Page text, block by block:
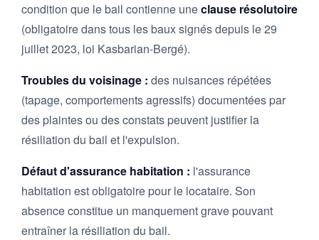
condition que le bail contienne uneclause résolutoire
(obligatoire dans tous les baux signés depuis le 29
juillet 2023, loi Kasbarian-Bergé).
Troubles du voisinage : des nuisances répétées
(tapage, comportements agressifs) documentées par
des plaintes ou des constats peuvent justifier la
résiliation du bail et l'expulsion.
Défaut d'assurance habitation : l'assurance
habitation est obligatoire pour le locataire. Son
absence constitue un manquement grave pouvant
entraîner la résiliation du bail.